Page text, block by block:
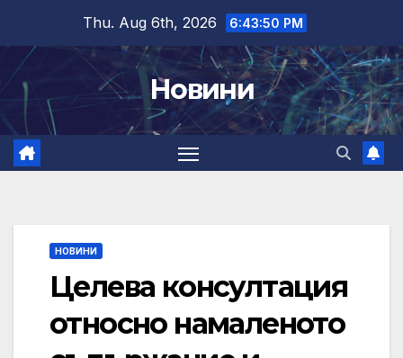
content
Thu. Aug 6th, 2026 6:43:50 PM
Новини
НОВИНИ
Целева консултация
относно намаленото